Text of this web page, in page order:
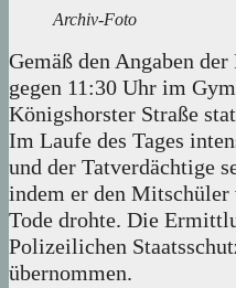
Archiv-Foto
Gemäß den Angaben
gegen 11:30 Uhr im
Königshorster Straße
Im Laufe des Tages
und der Tatverdächtige
indem er den
Tode drohte. Die
Polizeilichen
übernommen.